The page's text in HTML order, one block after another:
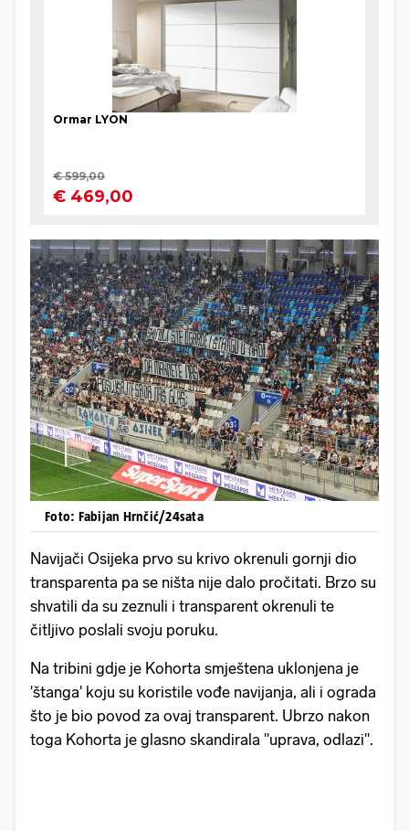
Foto: Fabijan Hrnčić/24sata
Navijači Osijeka prvo su krivo okrenuli gornji dio
transparenta pa se ništa nije dalo pročitati. Brzo su
shvatili da su zeznuli i transparent okrenuli te
čitljivo poslali svoju poruku.
Na tribini gdje je Kohorta smještena uklonjena je
'štanga' koju su koristile vođe navijanja, ali i ograda
što je bio povod za ovaj transparent. Ubrzo nakon
toga Kohorta je glasno skandirala "uprava, odlazi".